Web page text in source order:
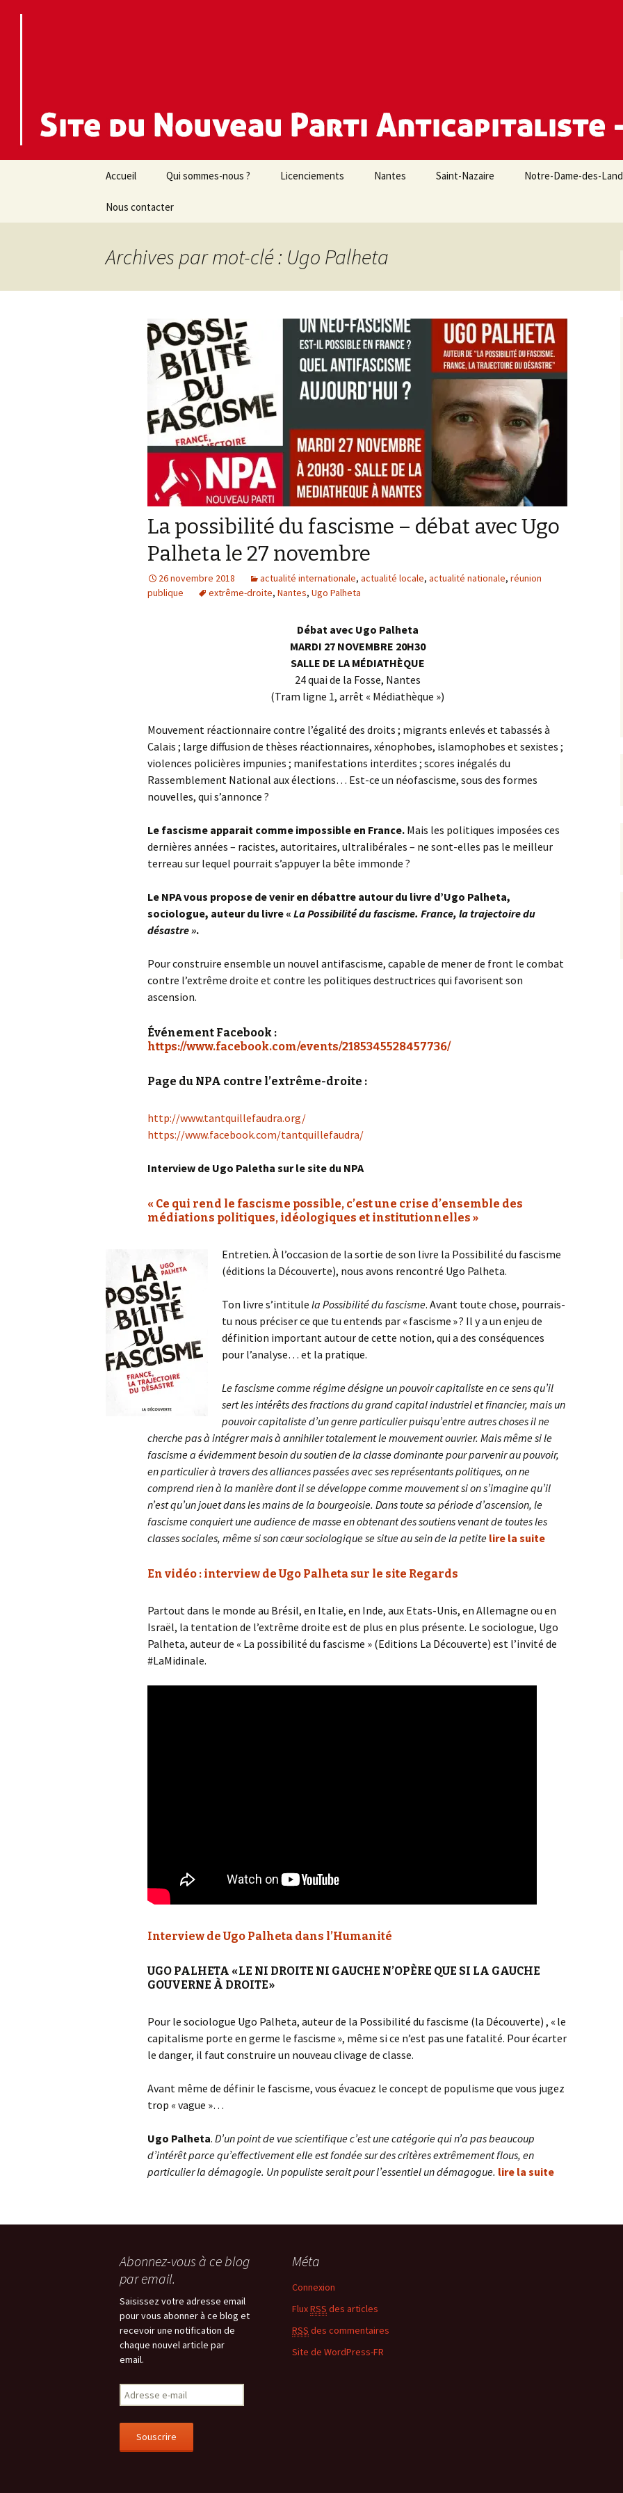
contenu
Accueil Qui sommes-nous ? Licenciements Nantes Saint-Nazaire Notre-Dame-des-
Nous contacter
Archives par mot-clé : Ugo Palheta
La possibilité du fascisme – débat avec Ugo
Palheta le 27 novembre
26 novembre 2018 actualité internationale, actualité locale, actualité nationale, réunion
publique
extrême-droite, Nantes, Ugo Palheta
Débat avec Ugo Palheta
MARDI 27 NOVEMBRE 20H30
SALLE DE LA MÉDIATHÈQUE
24 quai de la Fosse, Nantes
(Tram ligne 1, arrêt « Médiathèque »)
Mouvement réactionnaire contre l’égalité des droits ; migrants enlevés et tabassés à
Calais ; large diffusion de thèses réactionnaires, xénophobes, islamophobes et sexistes ;
violences policières impunies ; manifestations interdites ; scores inégalés du
Rassemblement National aux élections… Est-ce un néofascisme, sous des formes
nouvelles, qui s’annonce ?
Le fascisme apparait comme impossible en France. Mais les politiques imposées ces
dernières années – racistes, autoritaires, ultralibérales – ne sont-elles pas le meilleur
terreau sur lequel pourrait s’appuyer la bête immonde ?
Le NPA vous propose de venir en débattre autour du livre d’Ugo Palheta,
sociologue, auteur du livre « La Possibilité du fascisme. France, la trajectoire du
désastre ».
Pour construire ensemble un nouvel antifascisme, capable de mener de front le combat
contre l’extrême droite et contre les politiques destructrices qui favorisent son
ascension.
Événement Facebook :
https://www.facebook.com/events/2185345528457736/
Page du NPA contre l’extrême-droite :
http://www.tantquillefaudra.org/
https://www.facebook.com/tantquillefaudra/
Interview de Ugo Paletha sur le site du NPA
« Ce qui rend le fascisme possible, c’est une crise d’ensemble des
médiations politiques, idéologiques et institutionnelles »
Entretien. À l’occasion de la sortie de son livre la Possibilité du fascisme
(éditions la Découverte), nous avons rencontré Ugo Palheta.
Ton livre s’intitule la Possibilité du fascisme. Avant toute chose, pourrais-
tu nous préciser ce que tu entends par « fascisme » ? Il y a un enjeu de
définition important autour de cette notion, qui a des conséquences
pour l’analyse… et la pratique.
Le fascisme comme régime désigne un pouvoir capitaliste en ce sens qu’il
sert les intérêts des fractions du grand capital industriel et financier, mais un
pouvoir capitaliste d’un genre particulier puisqu’entre autres choses il ne
cherche pas à intégrer mais à annihiler totalement le mouvement ouvrier. Mais même si le
fascisme a évidemment besoin du soutien de la classe dominante pour parvenir au pouvoir,
en particulier à travers des alliances passées avec ses représentants politiques, on ne
comprend rien à la manière dont il se développe comme mouvement si on s’imagine qu’il
n’est qu’un jouet dans les mains de la bourgeoisie. Dans toute sa période d’ascension, le
fascisme conquiert une audience de masse en obtenant des soutiens venant de toutes les
classes sociales, même si son cœur sociologique se situe au sein de la petite lire la suite
En vidéo : interview de Ugo Palheta sur le site Regards
Partout dans le monde au Brésil, en Italie, en Inde, aux Etats-Unis, en Allemagne ou en
Israël, la tentation de l’extrême droite est de plus en plus présente. Le sociologue, Ugo
Palheta, auteur de « La possibilité du fascisme » (Editions La Découverte) est l’invité de
#LaMidinale.
Interview de Ugo Palheta dans l’Humanité
UGO PALHETA « LE NI DROITE NI GAUCHE N’OPÈRE QUE SI LA GAUCHE
GOUVERNE À DROITE »
Pour le sociologue Ugo Palheta, auteur de la Possibilité du fascisme (la Découverte) , « le
capitalisme porte en germe le fascisme », même si ce n’est pas une fatalité. Pour écarter
le danger, il faut construire un nouveau clivage de classe.
Avant même de définir le fascisme, vous évacuez le concept de populisme que vous jugez
trop « vague »…
Ugo Palheta. D’un point de vue scientifique c’est une catégorie qui n’a pas beaucoup
d’intérêt parce qu’effectivement elle est fondée sur des critères extrêmement flous, en
particulier la démagogie. Un populiste serait pour l’essentiel un démagogue. lire la suite
Abonnez-vous à ce blog
par email.
Saisissez votre adresse email
pour vous abonner à ce blog et
recevoir une notification de
chaque nouvel article par
email.
Adresse
e-
Souscrire
Méta
Connexion
FluxRSS des articles
RSS des commentaires
Site de WordPress-FR